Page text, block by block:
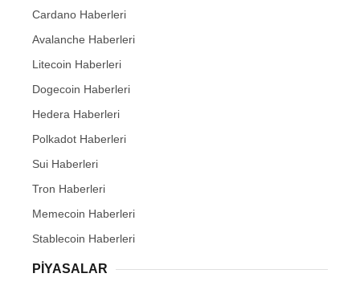
Cardano Haberleri
Avalanche Haberleri
Litecoin Haberleri
Dogecoin Haberleri
Hedera Haberleri
Polkadot Haberleri
Sui Haberleri
Tron Haberleri
Memecoin Haberleri
Stablecoin Haberleri
PIYASALAR